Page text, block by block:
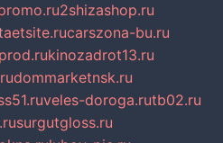
2shizashop.ru
carszona-bu.ru
kinozadrot13.ru
dommarketnsk.ru
veles-doroga.rutb02.ru
surgutgloss.ru